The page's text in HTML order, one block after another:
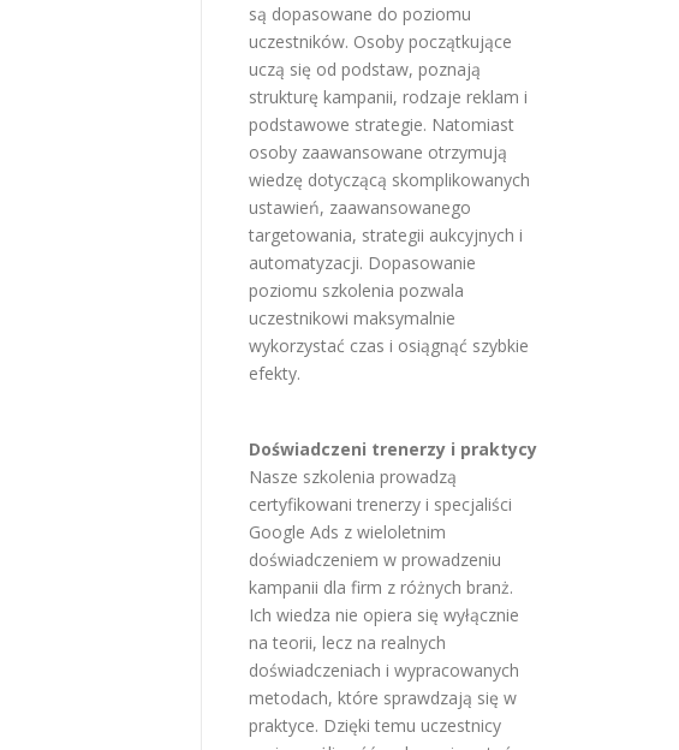
są dopasowane do poziomu
uczestników. Osoby początkujące
uczą się od podstaw, poznają
strukturę kampanii, rodzaje reklam i
podstawowe strategie. Natomiast
osoby zaawansowane otrzymują
wiedzę dotyczącą skomplikowanych
ustawień, zaawansowanego
targetowania, strategii aukcyjnych i
automatyzacji. Dopasowanie
poziomu szkolenia pozwala
uczestnikowi maksymalnie
wykorzystać czas i osiągnąć szybkie
efekty.
Doświadczeni trenerzy i praktycy
Nasze szkolenia prowadzą
certyfikowani trenerzy i specjaliści
Google Ads z wieloletnim
doświadczeniem w prowadzeniu
kampanii dla firm z różnych branż.
Ich wiedza nie opiera się wyłącznie
na teorii, lecz na realnych
doświadczeniach i wypracowanych
metodach, które sprawdzają się w
praktyce. Dzięki temu uczestnicy